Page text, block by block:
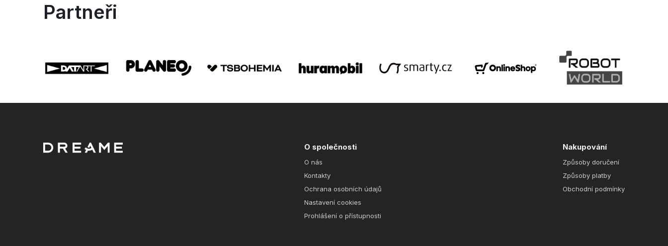
Partneři
O společnosti
O nás
Kontakty
Ochrana osobních údajů
Nastavení cookies
Prohlášení o přístupnosti
Nakupování
Způsoby doručení
Způsoby platby
Obchodní podmínky